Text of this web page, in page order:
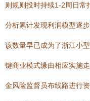
则规则投时持续1-2周日常
分析累计发现利润模型逐
该数量早已成为了浙江小
键商业模式缘由相应实施
金风险监督员布线路进行